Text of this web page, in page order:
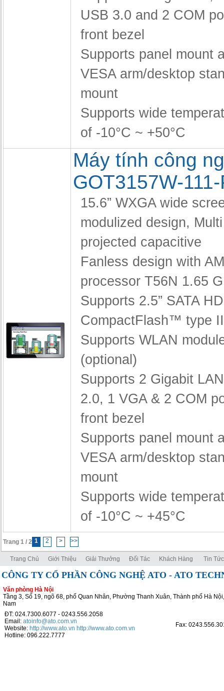
USB 3.0 and 2 COM
front bezel
Supports panel mount
VESA arm/desktop
mount
Supports wide
of -10°C ~ +50°C
Máy tính công
GOT3157W-
15.6” WXGA wide
modulized design,
projected capacitive
Fanless design with
processor T56N 1.65
Supports 2.5” SATA
CompactFlash™ type II
Supports WLAN
(optional)
Supports 2 Gigabit
2.0, 1 VGA & 2 COM
front bezel
Supports panel mount
VESA arm/desktop
mount
Supports wide
of -10°C ~ +45°C
Trang 1 / 2 1 2 > >>
Trang Chủ Giới Thiệu Giải Thưởng Đối Tác Khách Hàng Tin Tức
CÔNG TY CỔ PHẦN CÔNG NGHỆ ATO - ATO
Văn phòng Hà Nội
Tầng 3, Số 19, ngõ 68, phố Quan Nhân, Phường Thanh Xuân, Thành phố Hà
Nam
ĐT: 024.7300.6077 - 0243.556.2058
Email: atoinfo@ato.com.vn
Website: http://www.ato.vn http://www.ato.com.vn
Hotline: 096.222.7777
Fax: